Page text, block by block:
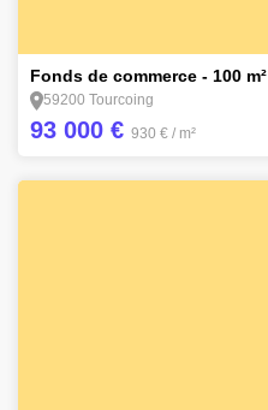
Fonds de commerce - 100 m²
59200 Tourcoing
93 000 € 930 € / m²